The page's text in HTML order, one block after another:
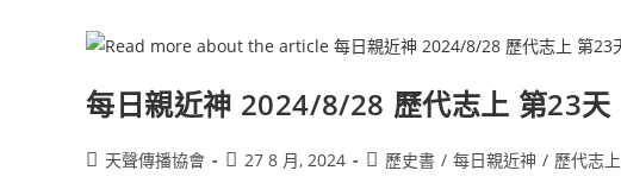
每日親近神 2024/8/28 歷代志上 第23天
天聲傳播協會 27 8 月, 2024 歷史書 / 每日親近神 / 歷代志上